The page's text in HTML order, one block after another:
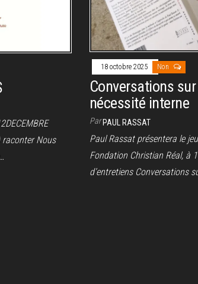
raconter Nous
18 octobre 2025 Non
Conversations sur
nécessité interne
ParPAUL RASSAT
Paul Rassat présentera le
Fondation Christian Réal, à
d’entretiens Conversations